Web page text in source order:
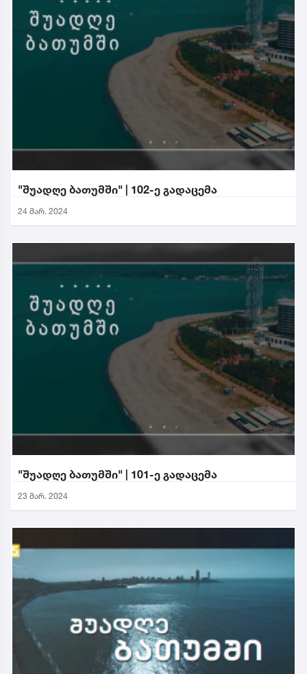
"შუადღე ბათუმში" | 102-ე გადაცემა
24 მარ. 2024
"შუადღე ბათუმში" | 101-ე გადაცემა
23 მარ. 2024